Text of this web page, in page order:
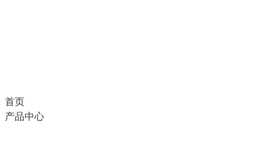
首页
产品中心